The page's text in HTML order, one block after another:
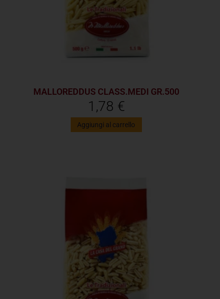
MALLOREDDUS CLASS.MEDI GR.500
1,78 €
Aggiungi al carrello